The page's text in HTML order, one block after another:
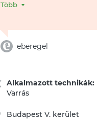
Több
eberegel
Alkalmazott technikák:
Varrás
Budapest V. kerület